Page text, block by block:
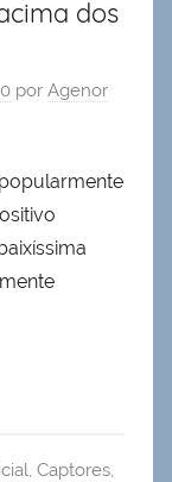
dos
por Agenor
, Captores,